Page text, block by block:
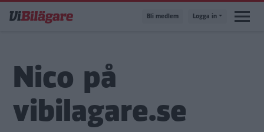
till
Bli medlem Logga in
Nico på
vibilagare.se